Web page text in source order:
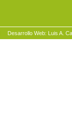
Desarrollo Web: Luis